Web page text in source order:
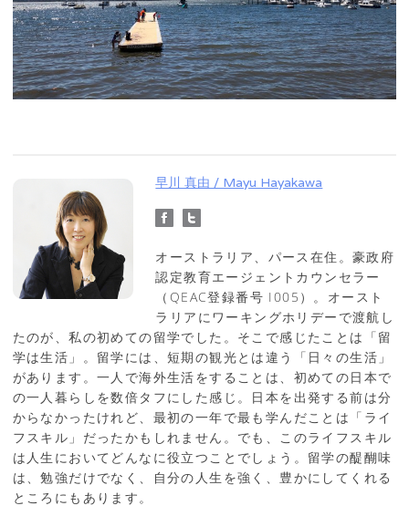
早川 真由 / Mayu Hayakawa
オーストラリア、パース在住。豪政府
認定教育エージェントカウンセラー
（QEAC登録番号 I005）。オースト
ラリアにワーキングホリデーで渡航し
たのが、私の初めての留学でした。そこで感じたことは「留
学は生活」。留学には、短期の観光とは違う「日々の生活」
があります。一人で海外生活をすることは、初めての日本で
の一人暮らしを数倍タフにした感じ。日本を出発する前は分
からなかったけれど、最初の一年で最も学んだことは「ライ
フスキル」だったかもしれません。でも、このライフスキル
は人生においてどんなに役立つことでしょう。留学の醍醐味
は、勉強だけでなく、自分の人生を強く、豊かにしてくれる
ところにもあります。